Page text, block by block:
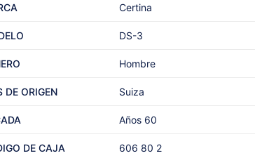
Certina
DS-3
Hombre
DE ORIGEN Suiza
Años 60
DE CAJA 606 80 2